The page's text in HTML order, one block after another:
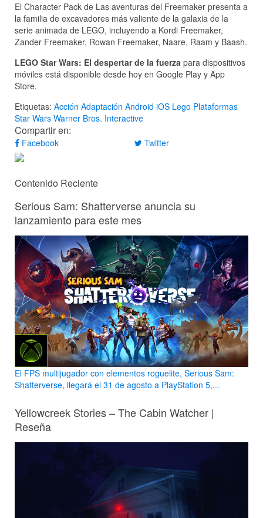
El Character Pack de Las aventuras del Freemaker presenta a
la familia de excavadores más valiente de la galaxia de la
serie animada de LEGO, incluyendo a Kordi Freemaker,
Zander Freemaker, Rowan Freemaker, Naare, Raam y Baash.
LEGO Star Wars: El despertar de la fuerza para dispositivos
móviles está disponible desde hoy en Google Play y App
Store.
Etiquetas: Acción Adaptación Android iOS Lego Plataformas
Star Wars Warner Bros. Interactive
Compartir en:
Facebook Twitter
Contenido Reciente
Serious Sam: Shatterverse anuncia su
lanzamiento para este mes
El FPS multijugador con elementos roguelite, Serious Sam:
Shatterverse, llegará el 31 de agosto a PlayStation 5,...
Yellowcreek Stories – The Cabin Watcher |
Reseña